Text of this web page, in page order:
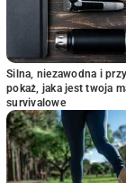
Silna, niezawodna i
pokaż, jaka jest twoja
survivalowe